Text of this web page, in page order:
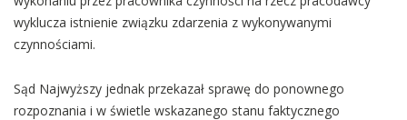
wyklucza istnienie związku zdarzenia z wykonywanymi
czynnościami.
Sąd Najwyższy jednak przekazał sprawę do ponownego
rozpoznania i w świetle wskazanego stanu faktycznego